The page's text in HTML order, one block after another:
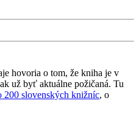
hovoria o tom, že kniha je v
už byť aktuálne požičaná. Tu
200 slovenských knižníc, o